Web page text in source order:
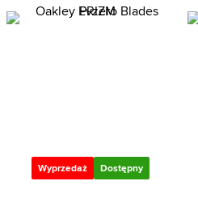
Wyprzedaż Dostępny